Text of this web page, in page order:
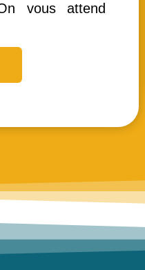
vous attend